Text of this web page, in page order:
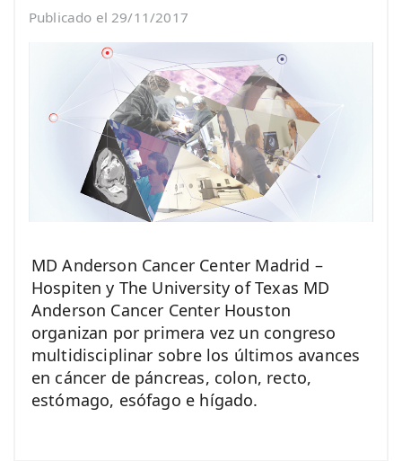
Publicado el 29/11/2017
MD Anderson Cancer Center Madrid –
Hospiten y The University of Texas MD
Anderson Cancer Center Houston
organizan por primera vez un congreso
multidisciplinar sobre los últimos avances
en cáncer de páncreas, colon, recto,
estómago, esófago e hígado.